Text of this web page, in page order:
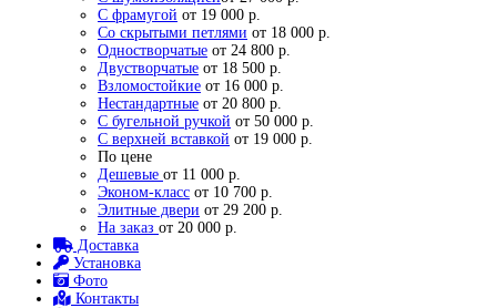
С фрамугой от 19 000 р.
Со скрытыми петлями от 18 000 р.
Одностворчатые от 24 800 р.
Двустворчатые от 18 500 р.
Взломостойкие от 16 000 р.
Нестандартные от 20 800 р.
С бугельной ручкой от 50 000 р.
С верхней вставкой от 19 000 р.
По цене
Дешевые от 11 000 р.
Эконом-класс от 10 700 р.
Элитные двери от 29 200 р.
На заказ от 20 000 р.
Доставка
Установка
Фото
Контакты